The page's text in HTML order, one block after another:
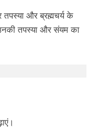
तपस्या और ब्रह्मचर्य के
उनकी तपस्या और संयम का